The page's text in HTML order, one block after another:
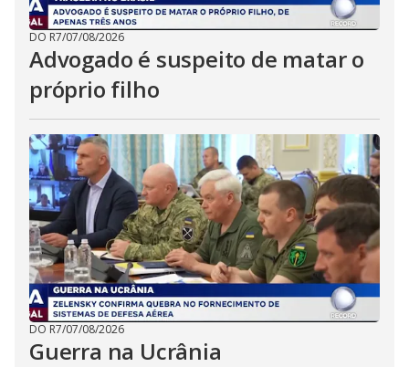
DO R7/07/08/2026
Advogado é suspeito de matar o
próprio filho
DO R7/07/08/2026
Guerra na Ucrânia